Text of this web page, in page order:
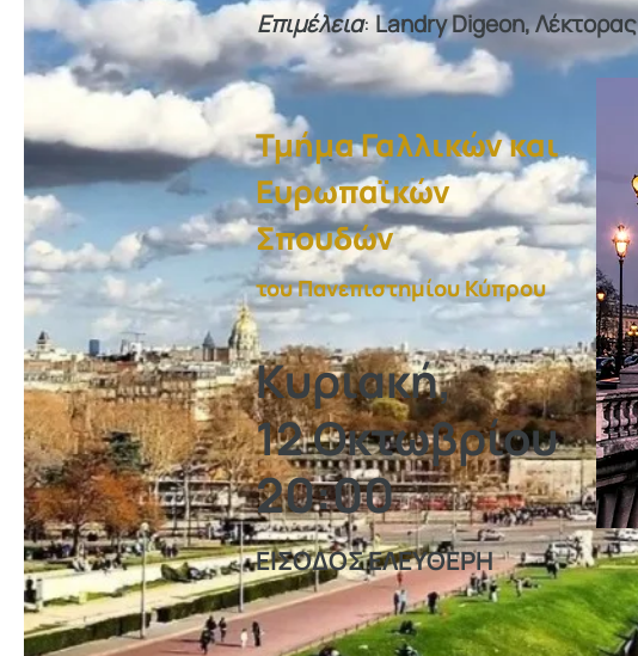
Επιμέλεια:Landry Digeon, Λέκτορας
Τμήμα Γαλλικών και
Ευρωπαϊκών
Σπουδών
του Πανεπιστημίου Κύπρου
​Κυριακή,
12 Οκτωβρίου
20:00
ΕΙΣΟΔΟΣ ΕΛΕΥΘΕΡΗ